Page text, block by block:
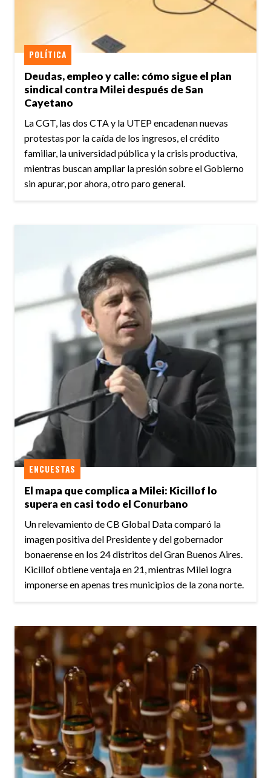
Deudas, empleo y calle: cómo sigue el plan
sindical contra Milei después de San
Cayetano
POLÍTICA
La CGT, las dos CTA y la UTEP encadenan nuevas
protestas por la caída de los ingresos, el crédito
familiar, la universidad pública y la crisis productiva,
mientras buscan ampliar la presión sobre el Gobierno
sin apurar, por ahora, otro paro general.
El mapa que complica a Milei: Kicillof lo
supera en casi todo el Conurbano
ENCUESTAS
Un relevamiento de CB Global Data comparó la
imagen positiva del Presidente y del gobernador
bonaerense en los 24 distritos del Gran Buenos Aires.
Kicillof obtiene ventaja en 21, mientras Milei logra
imponerse en apenas tres municipios de la zona norte.